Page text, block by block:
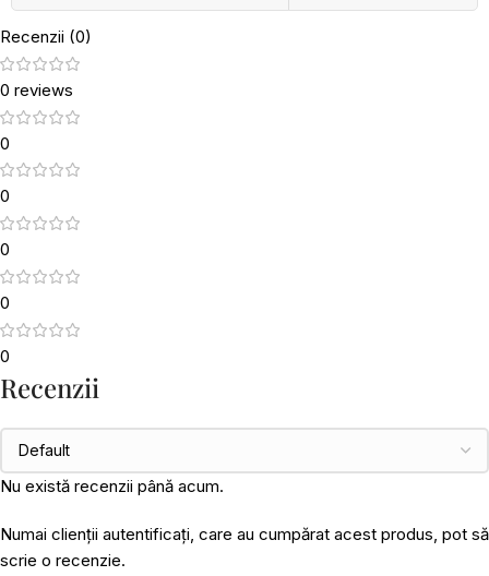
Recenzii (0)
0 reviews
0
0
0
0
0
Recenzii
Nu există recenzii până acum.
Numai clienții autentificați, care au cumpărat acest produs, pot să
scrie o recenzie.